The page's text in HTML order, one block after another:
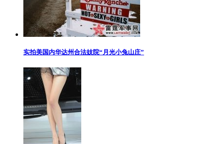
实拍美国内华达州合法妓院“月光小兔山庄”